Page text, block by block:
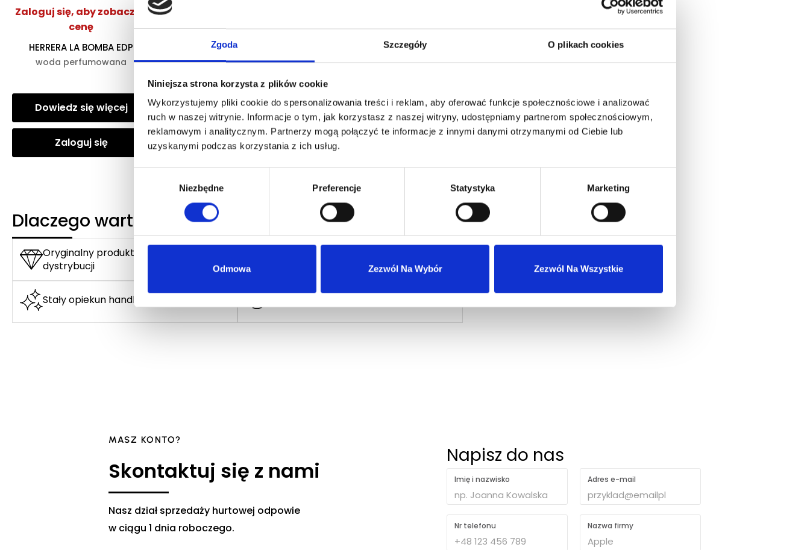
Zgoda Szczegóły O plikach cookies
Niniejsza strona korzysta z plików cookie
Wykorzystujemy pliki cookie do spersonalizowania treści i reklam, aby oferować funkcje społecznościowe i analizować
ruch w naszej witrynie. Informacje o tym, jak korzystasz z naszej witryny, udostępniamy partnerom społecznościowym,
reklamowym i analitycznym. Partnerzy mogą połączyć te informacje z innymi danymi otrzymanymi od Ciebie lub
uzyskanymi podczas korzystania z ich usług.
Niezbędne Preferencje Statystyka Marketing
Odmowa Zezwól Na Wybór Zezwól Na Wszystkie
Zaloguj się, aby zobaczyć
cenę
HERRERA LA BOMBA EDP
woda perfumowana
Dowiedz się więcej
Zaloguj się
Zaloguj się, aby zobaczyć
cenę
ARMANI MY WAY YLANG EDP
woda perfumowana
Dowiedz się więcej
Zaloguj się
cenę
DOLCE&GABBANA DEVOTION
POUR HOMME EDP
Zaloguj się
Dlaczego warto?
Oryginalny produkt z autoryzowanej
dystrybucji
Stały opiekun handlowy
MASZ KONTO?
Skontaktuj się z nami
Nasz dział sprzedaży hurtowej odpowie
w ciągu 1 dnia roboczego.
Napisz do nas
Imię i nazwisko Adres e-mail
Nr telefonu Nazwa firmy